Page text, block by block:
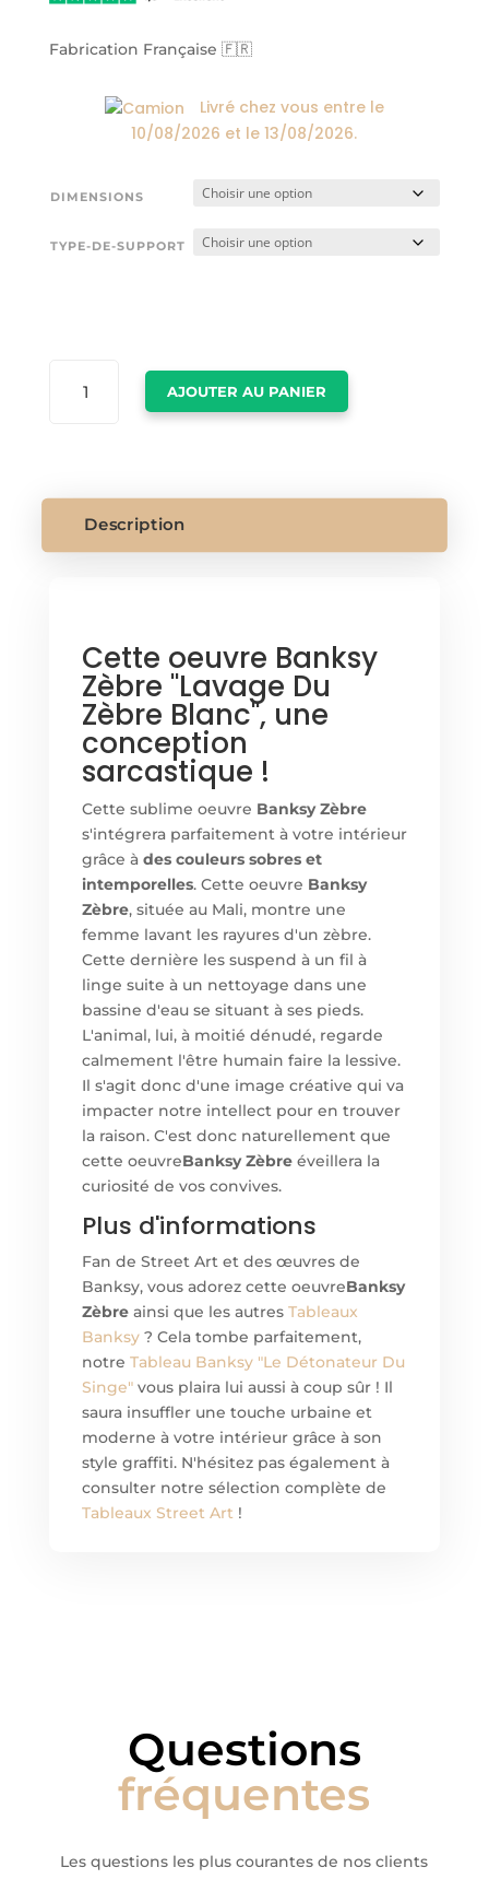
Fabrication Française 🇫🇷
Livré chez vous entre le
10/08/2026 et le13/08/2026.
DIMENSIONS
TYPE-DE-SUPPORT
AJOUTER AU PANIER
Description
Cette oeuvre Banksy
Zèbre "Lavage Du
Zèbre Blanc", une
conception
sarcastique !
Cette sublime oeuvre Banksy Zèbre
s'intégrera parfaitement à votre intérieur
grâce à des couleurs sobres et
intemporelles. Cette oeuvre Banksy
Zèbre, située au Mali, montre une
femme lavant les rayures d'un zèbre.
Cette dernière les suspend à un fil à
linge suite à un nettoyage dans une
bassine d'eau se situant à ses pieds.
L'animal, lui, à moitié dénudé, regarde
calmement l'être humain faire la lessive.
Il s'agit donc d'une image créative qui va
impacter notre intellect pour en trouver
la raison. C'est donc naturellement que
cette oeuvreBanksy Zèbreéveillera la
curiosité de vos convives.
Plus d'informations
Fan de Street Art et des œuvres de
Banksy, vous adorez cette oeuvreBanksy
Zèbreainsi que les autres Tableaux
Banksy? Cela tombe parfaitement,
notre Tableau Banksy "Le Détonateur Du
Singe"vous plaira lui aussi à coup sûr ! Il
saura insuffler une touche urbaine et
moderne à votre intérieur grâce à son
style graffiti. N'hésitez pas également à
consulter notre sélection complète de
Tableaux Street Art!
Questions
fréquentes
Les questions les plus courantes de nos clients